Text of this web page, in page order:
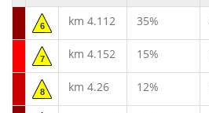
6 km 4.112 35%
7 km 4.152 15%
8 km 4.26 12%